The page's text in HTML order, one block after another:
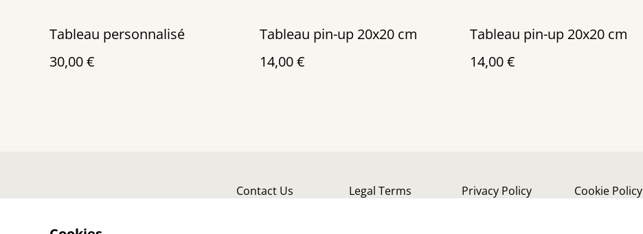
Tableau personnalisé
30,00 €
Tableau pin-up 20x20 cm
14,00 €
Tableau pin-up 20x20 cm
14,00 €
Contact Us Legal Terms Privacy Policy Cookie Policy